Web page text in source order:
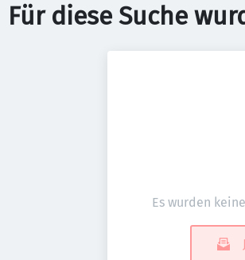
Für diese Suche
Es wurden